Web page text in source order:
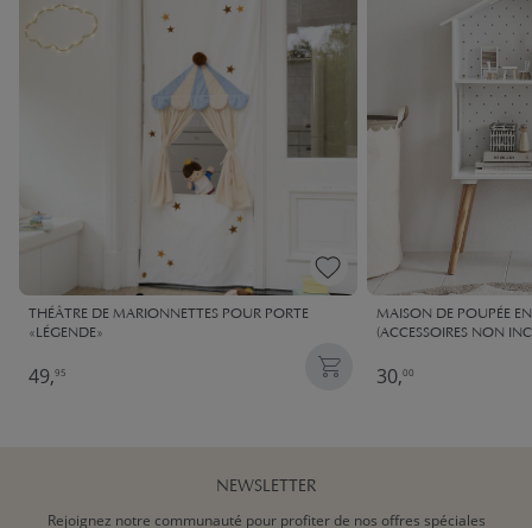
THÉÂTRE DE MARIONNETTES POUR PORTE
«LÉGENDE»
49,95
MAISON DE POUPÉE
(ACCESSOIRES NON
30,00
NEWSLETTER
Rejoignez notre communauté pour profiter de nos offres spéciales